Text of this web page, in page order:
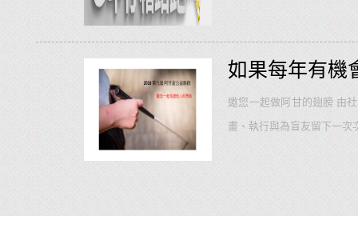
如果每年有機
邀您一起做阿甘的翅膀 由
畫、執行與為盲友留下一次